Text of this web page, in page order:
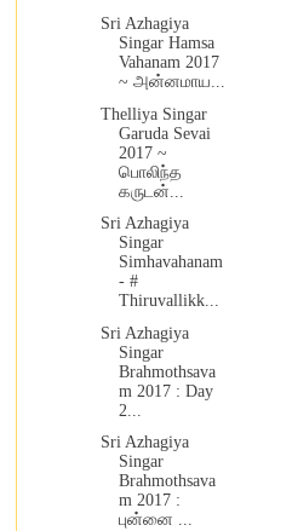
Sri Azhagiya
Singar Hamsa
Vahanam 2017
~ அன்னமாய...
Thelliya Singar
Garuda Sevai
2017 ~
பொலிந்த
கருடன்...
Sri Azhagiya
Singar
Simhavahanam
- #
Thiruvallikk...
Sri Azhagiya
Singar
Brahmothsava
m 2017 : Day
2...
Sri Azhagiya
Singar
Brahmothsava
m 2017 :
புன்னை ...